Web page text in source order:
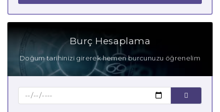
Burç Hesaplama
Doğum tarihinizi girerek hemen burcunuzu öğrenelim